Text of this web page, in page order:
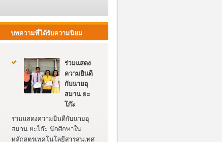
บทความที่ได้รับความนิยม
ร่วมแสดง
ความยินดี
กับนายอุ
สมาน ยะ
โก๊ะ
ร่วมแสดงความยินดีกับนายอุ
สมาน ยะโก๊ะ นักศึกษาใน
หลักสูตรเทคโนโลยีสารสนเทศ